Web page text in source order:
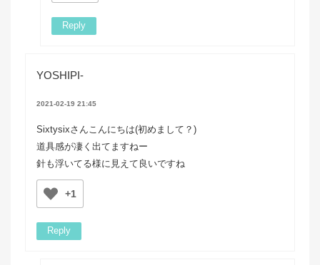
Reply
YOSHIPI-
2021-02-19 21:45
Sixtysixさんこんにちは(初めまして？)
道具感が凄く出てますねー
針も浮いてる様に見えて良いですね
+1
Reply